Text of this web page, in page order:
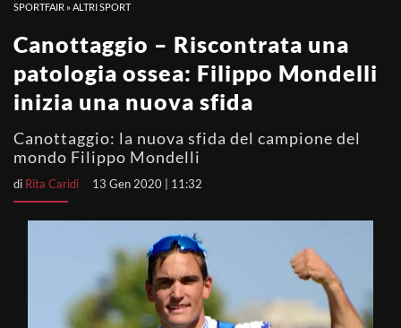
SPORTFAIR »ALTRI SPORT
Canottaggio – Riscontrata una
patologia ossea: Filippo Mondelli
inizia una nuova sfida
Canottaggio: la nuova sfida del campione del
mondo Filippo Mondelli
di Rita Caridi 13 Gen 2020 | 11:32